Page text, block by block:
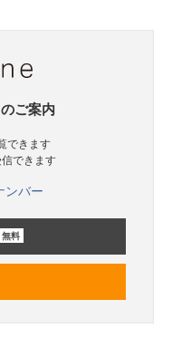
のご案内
できます
できます
ンバー
無料